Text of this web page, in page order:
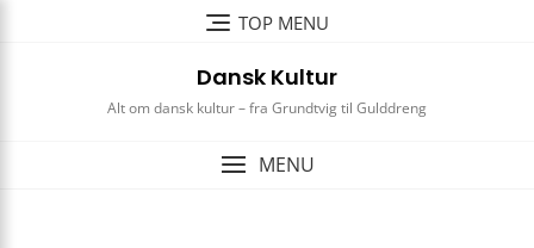
TOP MENU
Dansk Kultur
Alt om dansk kultur – fra Grundtvig til Gulddreng
MENU